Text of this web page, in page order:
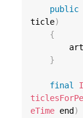
public
ticle)
{
}
final
eTime end )